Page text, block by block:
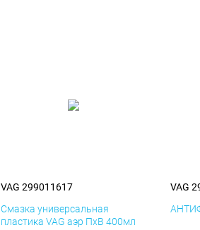
VAG 299011617
Смазка универсальная
пластика VAG аэр ПхВ 400мл
VAG